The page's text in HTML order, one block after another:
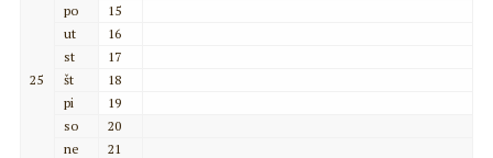
25
po
15
ut
16
st
17
št
18
pi
19
so
20
ne
21